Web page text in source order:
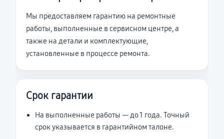
Мы предоставляем гарантию на ремонтные
работы, выполненные в сервисном центре, а
также на детали и комплектующие,
установленные в процессе ремонта.
Срок гарантии
На выполненные работы — до 1 года. Точный
срок указывается в гарантийном талоне.